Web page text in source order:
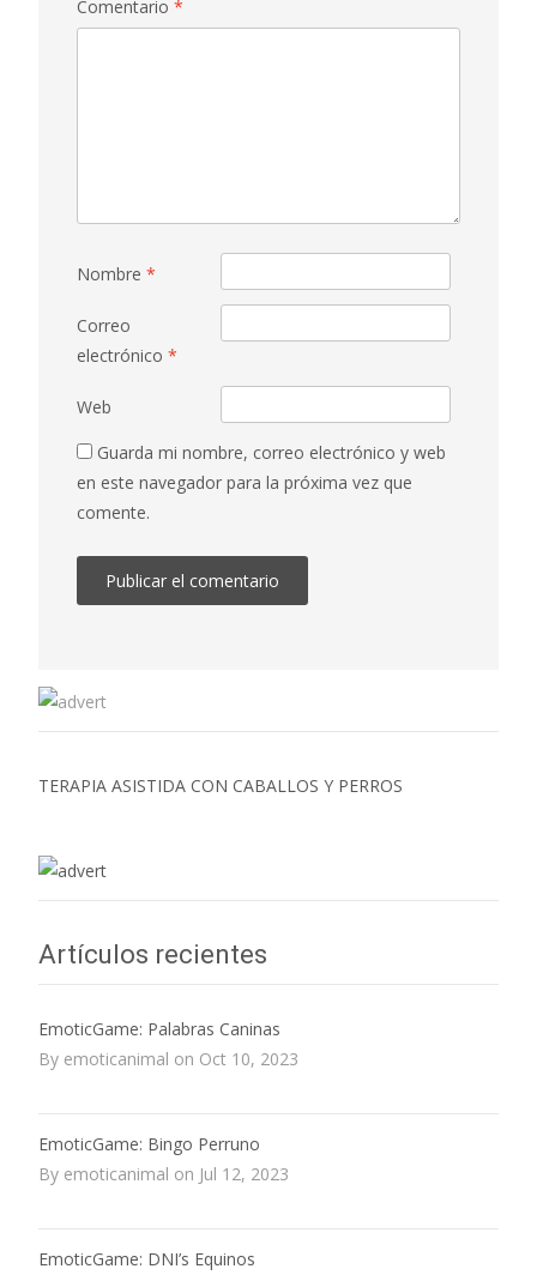
Comentario *
Nombre *
Correo
electrónico *
Web
Guarda mi nombre, correo electrónico y web
en este navegador para la próxima vez que
comente.
TERAPIA ASISTIDA CON CABALLOS Y PERROS
Artículos recientes
EmoticGame: Palabras Caninas
By emoticanimal on Oct 10, 2023
EmoticGame: Bingo Perruno
By emoticanimal on Jul 12, 2023
EmoticGame: DNI’s Equinos